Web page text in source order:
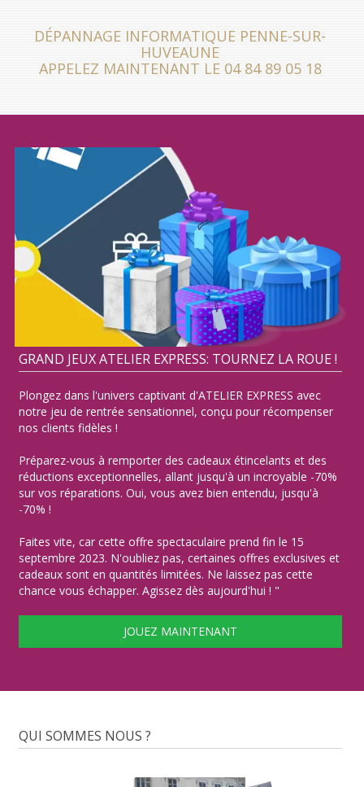
DÉPANNAGE INFORMATIQUE PENNE-SUR-
HUVEAUNE
APPELEZ MAINTENANT LE 04 84 89 05 18
GRAND JEUX ATELIER EXPRESS: TOURNEZ LA ROUE !
Plongez dans l'univers captivant d'ATELIER EXPRESS avec
notre jeu de rentrée sensationnel, conçu pour récompenser
nos clients fidèles !
Préparez-vous à remporter des cadeaux étincelants et des
réductions exceptionnelles, allant jusqu'à un incroyable -70%
sur vos réparations. Oui, vous avez bien entendu, jusqu'à
-70% !
Faites vite, car cette offre spectaculaire prend fin le 15
septembre 2023. N'oubliez pas, certaines offres exclusives et
cadeaux sont en quantités limitées. Ne laissez pas cette
chance vous échapper. Agissez dès aujourd'hui ! "
JOUEZ MAINTENANT
QUI SOMMES NOUS ?